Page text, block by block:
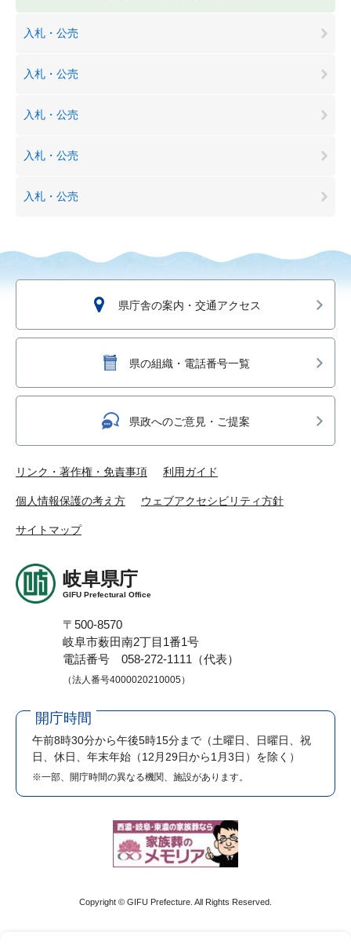
入札・公売
入札・公売
入札・公売
入札・公売
入札・公売
県庁舎の案内・交通アクセス
県の組織・電話番号一覧
県政へのご意見・ご提案
リンク・著作権・免責事項 利用ガイド
個人情報保護の考え方 ウェブアクセシビリティ方針
サイトマップ
岐阜県庁
GIFU Prefectural Office
〒500-8570
岐阜市薮田南2丁目1番1号
電話番号 058-272-1111（代表）
（法人番号4000020210005）
開庁時間
午前8時30分から午後5時15分まで （土曜日、日曜日、祝
日、休日、年末年始（12月29日から1月3日）を除く）
※一部、開庁時間の異なる機関、施設があります。
Copyright © GIFU Prefecture. All Rights Reserved.